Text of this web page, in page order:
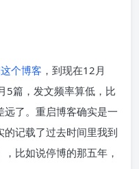
个博客 ，到现在12月
5篇，发文频率算低，比
远了。重启博客确实是一
记载了过去时间里我到
比如说停博的那五年，